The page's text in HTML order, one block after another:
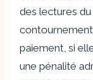
des lectures
paiement, si
une pénalité